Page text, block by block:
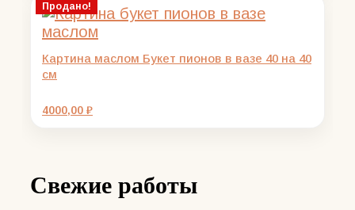
25000,00 ₽.
Продано!
Картина маслом Букет пионов в вазе 40 на 40
см
4000,00 ₽
Свежие работы